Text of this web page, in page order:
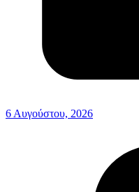
6 Αυγούστου, 2026